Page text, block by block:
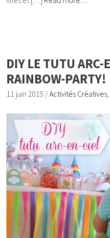
DIY LE TUTU ARC-
RAINBOW-PARTY!
11 juin 2015 /Activités Créatives